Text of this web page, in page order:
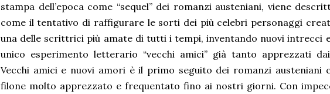
stampa dell’epoca come “sequel” dei romanzi austeniani, viene
come il tentativo di raffigurare le sorti dei più celebri personaggi
una delle scrittrici più amate di tutti i tempi, inventando nuovi intrecci
unico esperimento letterario “vecchi amici” già tanto apprezzati
Vecchi amici e nuovi amori è il primo seguito dei romanzi austeniani
filone molto apprezzato e frequentato fino ai nostri giorni. Con